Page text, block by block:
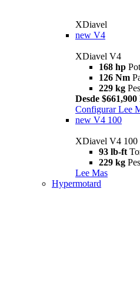
XDiavel
new V4
XDiavel V4
168 hp
126 Nm
229 kg
Desde
Configurar Lee
new V4 100
XDiavel V4 100
93 lb-ft
229 kg
Lee Mas
Hypermotard